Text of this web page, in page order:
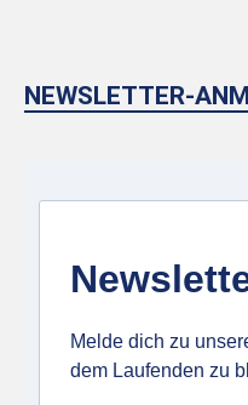
NEWSLETTER-
Melde dich zu
dem Laufenden zu